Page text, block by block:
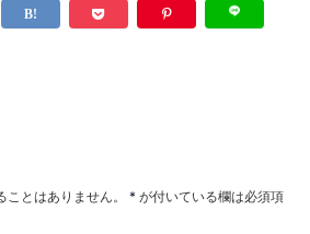
とはありません。 * が付いている欄は必須項